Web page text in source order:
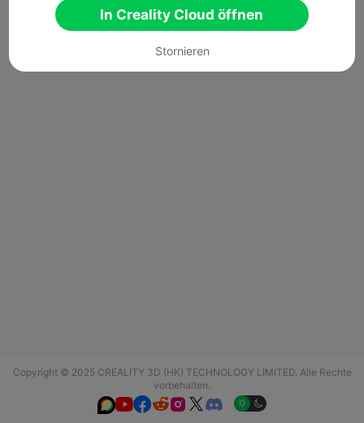
Copyright © 2025 CREALITY 3D (HK) TECHNOLOGY LIMITED. Alle Rechte
vorbehalten.
  
In Creality Cloud öffnen
Stornieren